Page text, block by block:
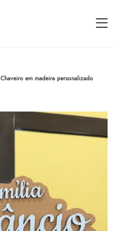
Chaveiro em madeira personalizado